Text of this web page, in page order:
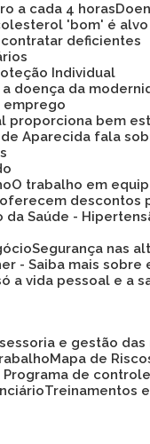
a cada 4 horas
'bom' é
contratar deficientes
Individual
a doença da
emprego
proporciona bem
de Aparecida fala
O trabalho em
oferecem descontos
da Saúde -
Segurança nas
- Saiba mais
a vida pessoal e a
e gestão
Mapa de
- Programa de
Treinamentos